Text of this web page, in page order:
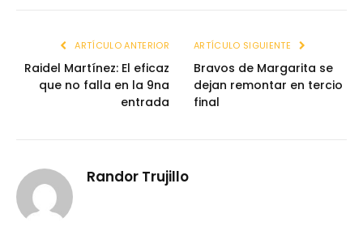
ARTÍCULO ANTERIOR
Raidel Martínez: El eficaz
que no falla en la 9na
entrada
ARTÍCULO SIGUIENTE
Bravos de Margarita se
dejan remontar en tercio
final
Randor Trujillo